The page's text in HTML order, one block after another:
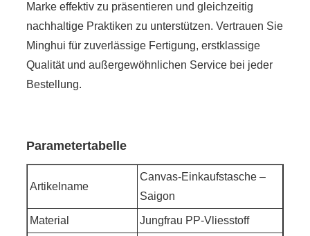
Marke effektiv zu präsentieren und gleichzeitig
nachhaltige Praktiken zu unterstützen. Vertrauen Sie
Minghui für zuverlässige Fertigung, erstklassige
Qualität und außergewöhnlichen Service bei jeder
Bestellung.
Parametertabelle
Artikelname
Canvas-Einkaufstasche –
Saigon
Material Jungfrau PP-Vliesstoff